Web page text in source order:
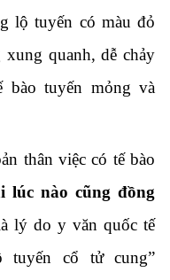
lộ tuyến có màu đỏ
quanh, dễ chảy
bào tuyến mỏng và
thân việc có tế bào
lúc nào cũng đồng
lý do y văn quốc tế
tuyến cổ tử cung”